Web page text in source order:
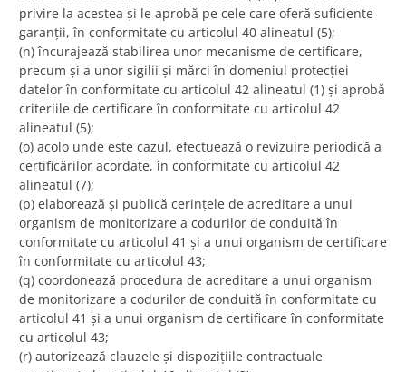
privire la acestea și le aprobă pe cele care oferă suficiente
garanții, în conformitate cu articolul 40 alineatul (5);
(n) încurajează stabilirea unor mecanisme de certificare,
precum și a unor sigilii și mărci în domeniul protecției
datelor în conformitate cu articolul 42 alineatul (1) și aprobă
criteriile de certificare în conformitate cu articolul 42
alineatul (5);
(o) acolo unde este cazul, efectuează o revizuire periodică a
certificărilor acordate, în conformitate cu articolul 42
alineatul (7);
(p) elaborează și publică cerințele de acreditare a unui
organism de monitorizare a codurilor de conduită în
conformitate cu articolul 41 și a unui organism de certificare
în conformitate cu articolul 43;
(q) coordonează procedura de acreditare a unui organism
de monitorizare a codurilor de conduită în conformitate cu
articolul 41 și a unui organism de certificare în conformitate
cu articolul 43;
(r) autorizează clauzele și dispozițiile contractuale